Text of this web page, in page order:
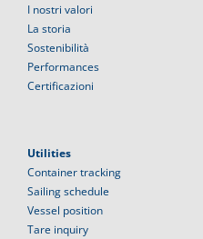
I nostri valori
La storia
Sostenibilità
Performances
Certificazioni
Utilities
Container tracking
Sailing schedule
Vessel position
Tare inquiry